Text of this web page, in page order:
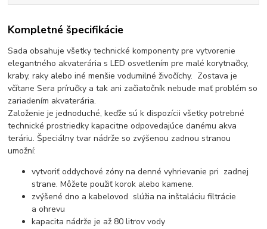
Kompletné špecifikácie
Sada obsahuje všetky technické komponenty pre vytvorenie
elegantného akvaterária s LED osvetlením pre malé korytnačky,
kraby, raky alebo iné menšie vodumilné živočíchy. Zostava je
včítane Sera príručky a tak ani začiatočník nebude mať problém so
zariadením akvaterária.
Založenie je jednoduché, keďže sú k dispozícii všetky potrebné
technické prostriedky kapacitne odpovedajúce danému akva
teráriu. Špeciálny tvar nádrže so zvýšenou zadnou stranou
umožní:
vytvoriť oddychové zóny na denné vyhrievanie pri zadnej
strane. Môžete použiť korok alebo kamene.
zvýšené dno a kabelovod slúžia na inštaláciu filtrácie
a ohrevu
kapacita nádrže je až 80 litrov vody